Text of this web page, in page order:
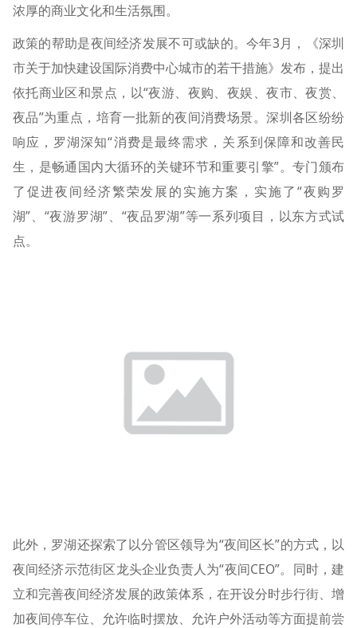
浓厚的商业文化和生活氛围。
政策的帮助是夜间经济发展不可或缺的。今年3月，《深圳
市关于加快建设国际消费中心城市的若干措施》发布，提出
依托商业区和景点，以“夜游、夜购、夜娱、夜市、夜赏、
夜品”为重点，培育一批新的夜间消费场景。深圳各区纷纷
响应，罗湖深知“消费是最终需求，关系到保障和改善民
生，是畅通国内大循环的关键环节和重要引擎”。专门颁布
了促进夜间经济繁荣发展的实施方案，实施了“夜购罗
湖”、“夜游罗湖”、“夜品罗湖”等一系列项目，以东方式试
点。
此外，罗湖还探索了以分管区领导为“夜间区长”的方式，以
夜间经济示范街区龙头企业负责人为“夜间CEO”。同时，建
立和完善夜间经济发展的政策体系，在开设分时步行街、增
加夜间停车位、允许临时摆放、允许户外活动等方面提前尝